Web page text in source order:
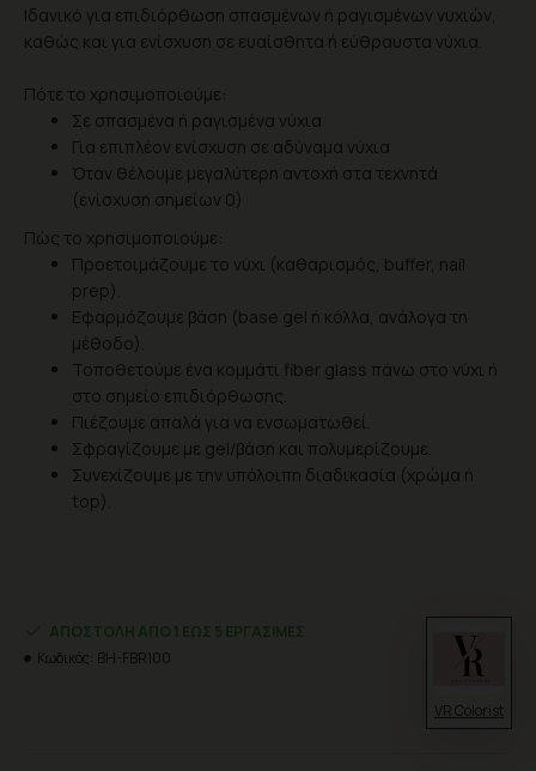
Ιδανικό για επιδιόρθωση σπασμένων ή ραγισμένων νυχιών,
καθώς και για ενίσχυση σε ευαίσθητα ή εύθραυστα νύχια.
Πότε το χρησιμοποιούμε:
Σε σπασμένα ή ραγισμένα νύχια
Για επιπλέον ενίσχυση σε αδύναμα νύχια
Όταν θέλουμε μεγαλύτερη αντοχή στα τεχνητά
(ενίσχυση σημείων 0)
Πώς το χρησιμοποιούμε:
Προετοιμάζουμε το νύχι (καθαρισμός, buffer, nail
prep).
Εφαρμόζουμε βάση (base gel ή κόλλα, ανάλογα τη
μέθοδο).
Τοποθετούμε ένα κομμάτι fiber glass πάνω στο νύχι ή
στο σημείο επιδιόρθωσης.
Πιέζουμε απαλά για να ενσωματωθεί.
Σφραγίζουμε με gel/βάση και πολυμερίζουμε.
Συνεχίζουμε με την υπόλοιπη διαδικασία (χρώμα ή
top).
ΑΠΟΣΤΟΛΉ ΑΠΌ 1 ΈΩΣ 5 ΕΡΓΆΣΙΜΕΣ
Κωδικός: BH-FBR100
VR Colorist